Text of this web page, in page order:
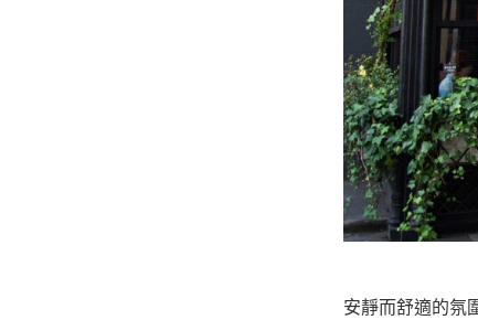
安靜而舒適的氛圍，安放在街邊的餐桌被透明的玻璃包圍著，時刻可以欣賞獨具巴黎風光的石頭小道。